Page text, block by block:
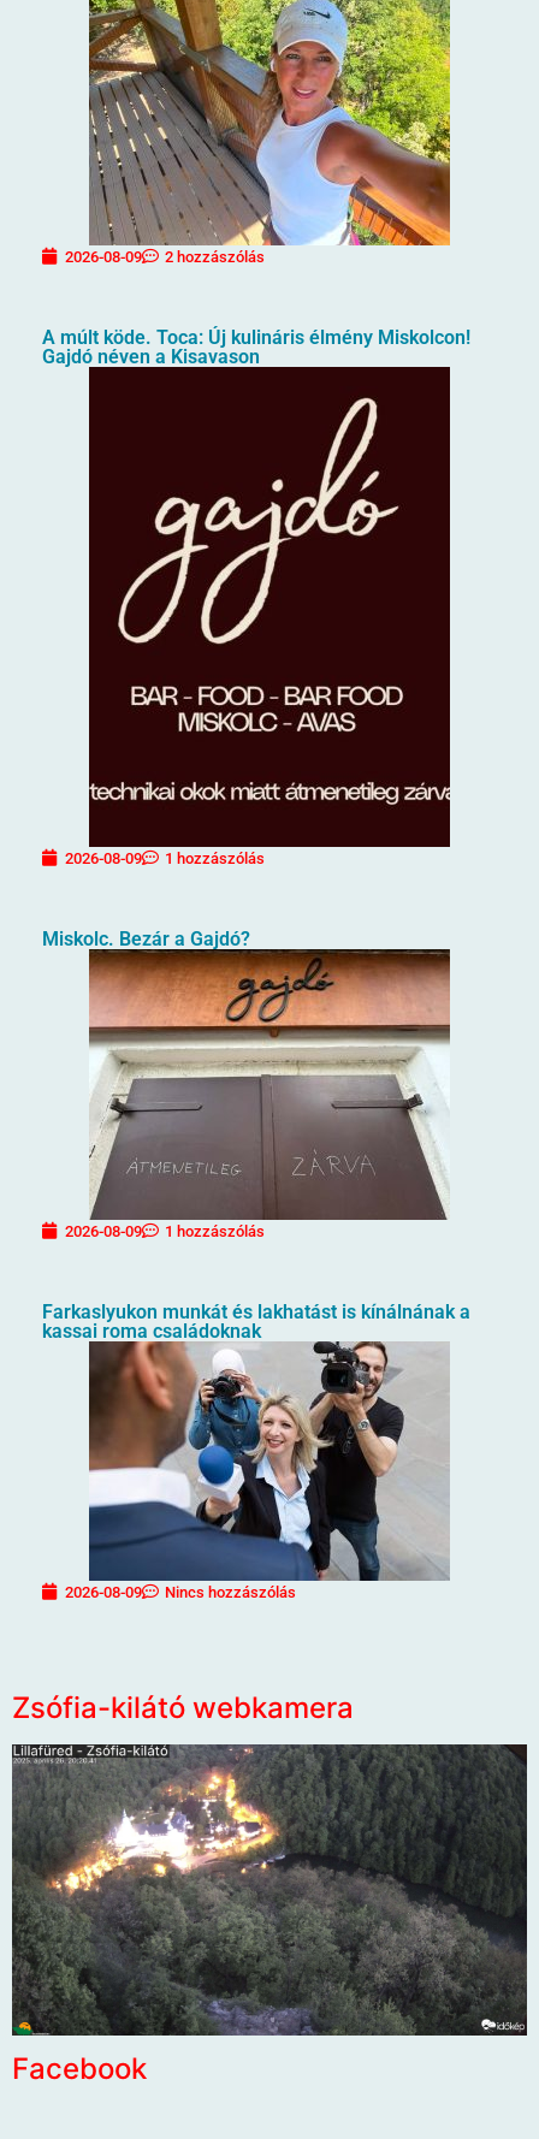
2026-08-09 2 hozzászólás
A múlt köde. Toca: Új kulináris élmény Miskolcon!
Gajdó néven a Kisavason
2026-08-09 1 hozzászólás
Miskolc. Bezár a Gajdó?
2026-08-09 1 hozzászólás
Farkaslyukon munkát és lakhatást is kínálnának a
kassai roma családoknak
2026-08-09 Nincs hozzászólás
Zsófia-kilátó webkamera
Facebook